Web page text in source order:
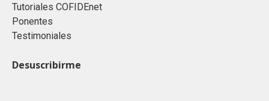
Tutoriales COFIDEnet
Ponentes
Testimoniales
Desuscribirme